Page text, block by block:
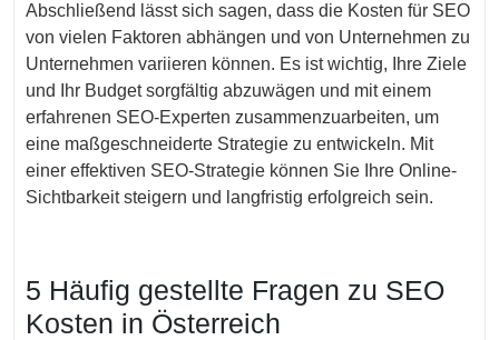
Abschließend lässt sich sagen, dass die Kosten für SEO
von vielen Faktoren abhängen und von Unternehmen zu
Unternehmen variieren können. Es ist wichtig, Ihre Ziele
und Ihr Budget sorgfältig abzuwägen und mit einem
erfahrenen SEO-Experten zusammenzuarbeiten, um
eine maßgeschneiderte Strategie zu entwickeln. Mit
einer effektiven SEO-Strategie können Sie Ihre Online-
Sichtbarkeit steigern und langfristig erfolgreich sein.
5 Häufig gestellte Fragen zu SEO
Kosten in Österreich